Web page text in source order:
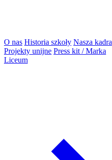
O nas Historia szkoły Nasza kadra
Projekty unijne Press kit / Marka
Liceum